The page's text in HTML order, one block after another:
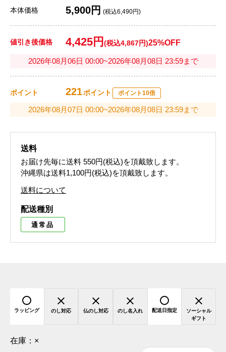
本体価格 5,900円 (税込6,490円)
値引き後価格 4,425円 (税込4,867円)25%OFF
2026年08月06日 00:00~2026年08月08日 23:59まで
ポイント 221ポイント ポイント10倍
2026年08月07日 00:00~2026年08月08日 23:59まで
送料
お届け先毎に送料 550円(税込)を頂戴致します。
沖縄県は送料1,100円(税込)を頂戴致します。
送料について
配送種別
通常品
ラッピング のし対応 仏のし対応 のし名入れ 配送日指定
ソーシャル
ギフト
在庫： ×